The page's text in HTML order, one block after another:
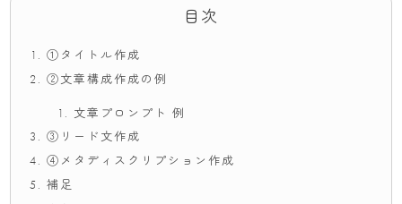
目次
①タイトル作成
②文章構成作成の例
文章プロンプト 例
③リード文作成
④メタディスクリプション作成
補足